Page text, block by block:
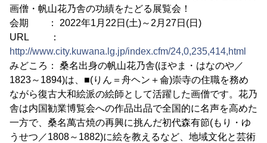
画僧・帆山花乃舎の功績をたどる展覧会！
会期 ： 2022年1月22日(土)～2月27日(日)
URL ：
http://www.city.kuwana.lg.jp/index.cfm/24,0,235,414,html
みどころ： 桑名出身の帆山花乃舎(ほやま・はなのや／
1823～1894)は、■(りん＝舟ヘン＋侖)崇寺の住職を務め
ながら復古大和絵派の絵師として活躍した画僧です。花乃
舎は内国勧業博覧会への作品出品で全国的に名声を高めた
一方で、桑名萬古焼の再興に挑んだ初代森有節(もり・ゆ
うせつ／1808～1882)に絵を教えるなど、地域文化と芸術